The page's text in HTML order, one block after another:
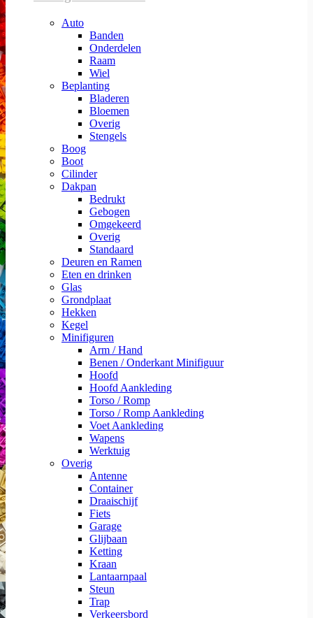
Auto
Banden
Onderdelen
Raam
Wiel
Beplanting
Bladeren
Bloemen
Overig
Stengels
Boog
Boot
Cilinder
Dakpan
Bedrukt
Gebogen
Omgekeerd
Overig
Standaard
Deuren en Ramen
Eten en drinken
Glas
Grondplaat
Hekken
Kegel
Minifiguren
Arm / Hand
Benen / Onderkant Minifiguur
Hoofd
Hoofd Aankleding
Torso / Romp
Torso / Romp Aankleding
Voet Aankleding
Wapens
Werktuig
Overig
Antenne
Container
Draaischijf
Fiets
Garage
Glijbaan
Ketting
Kraan
Lantaarnpaal
Steun
Trap
Verkeersbord